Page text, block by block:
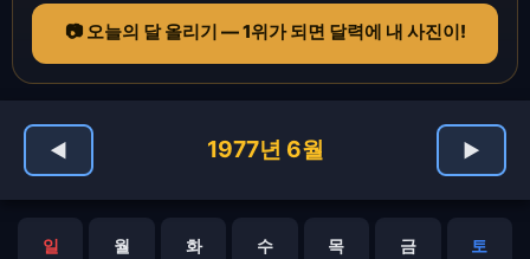
📷 오늘의 달 올리기 — 1위가 되면 달력에 내 사진이!
◀ 1977년 6월 ▶
일 월 화 수 목 금 토